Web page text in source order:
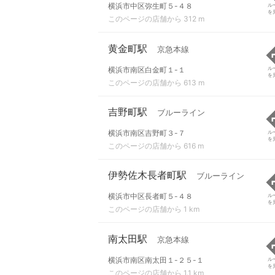
横浜市中区弥生町５-４８
このページの店舗から 312 m
ル
を
黄金町駅 京急本線
横浜市南区白金町１-１
このページの店舗から 613 m
ル
を
吉野町駅 ブルーライン
横浜市南区吉野町３-７
このページの店舗から 616 m
ル
を
伊勢佐木長者町駅 ブルーライン
横浜市中区長者町５-４８
このページの店舗から 1 km
ル
を
南太田駅 京急本線
横浜市南区南太田１-２５-１
このページの店舗から 1.1 km
ル
を